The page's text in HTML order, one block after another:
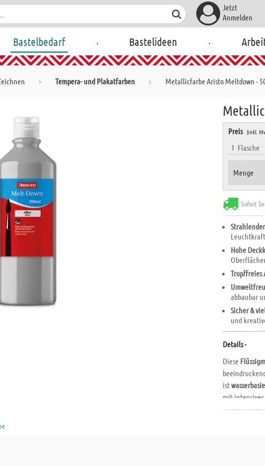
Jetzt
Anmelden
Bastelbedarf . Bastelideen .
Tempera- und Plakatfarben Metallicfarbe Aristo Meltdown -
Preis (inkl.
1 Flasche
Menge
Sofort
Hohe
Tropffreies
abbaubar
Sicher &
und
Details -
Diese
ist
mit
Arbeitenund